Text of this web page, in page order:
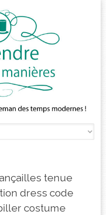
tenue
dress code
costume